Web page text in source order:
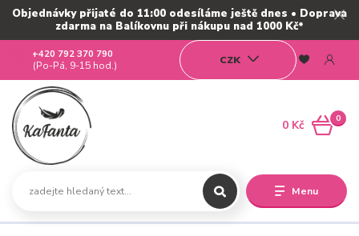
Objednávky přijaté do 11:00 odesíláme ještě dnes • Doprava
zdarma na Balíkovnu při nákupu nad 1000 Kč*
Menu
CZK
+420 792 370 790
(Po-Pá, 9-15 hod.)
0
0 Kč